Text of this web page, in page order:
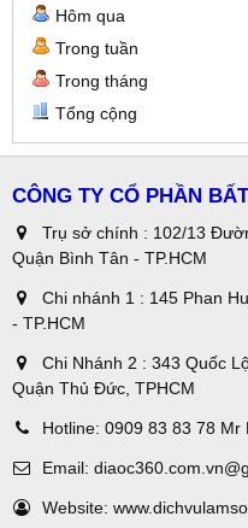
Hôm qua
Trong tuần
Trong tháng
Tổng cộng
CÔNG TY CỔ PHẦN
Trụ sở chính : 102/13
Quận Bình Tân - TP.HCM
Chi nhánh 1 : 145 Phan
- TP.HCM
Chi Nhánh 2 : 343 Quốc
Quận Thủ Đức, TPHCM
Hotline: 0909 83 83 78 Mr
Email:
Website: